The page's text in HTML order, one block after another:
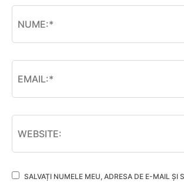
SALVAȚI NUMELE MEU, ADRESA DE E-MAIL ȘI